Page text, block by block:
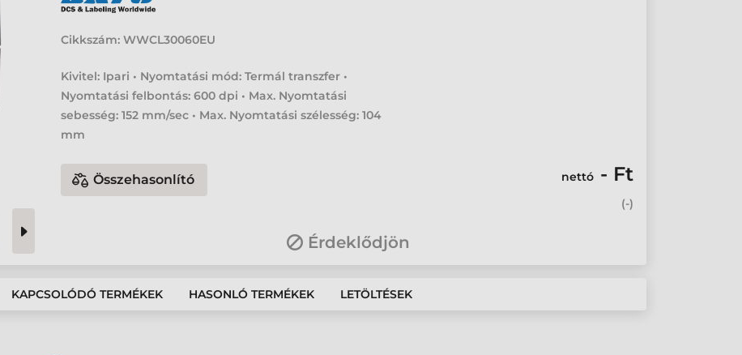
Cikkszám: WWCL30060EU
Kivitel: Ipari • Nyomtatási mód: Termál transzfer •
Nyomtatási felbontás: 600 dpi • Max. Nyomtatási
sebesség: 152 mm/sec • Max. Nyomtatási szélesség: 104
mm
Összehasonlító nettó - Ft
(-)
Érdeklődjön
KAPCSOLÓDÓ TERMÉKEK HASONLÓ TERMÉKEK LETÖLTÉSEK